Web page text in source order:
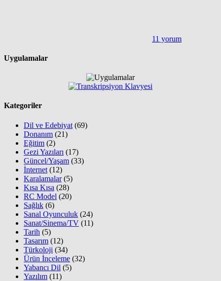
11 yorum
Uygulamalar
Kategoriler
Dil ve Edebiyat (69)
Donanım (21)
Eğitim (2)
Gezi Yazıları (17)
Güncel/Yaşam (33)
İnternet (12)
Karalamalar(5)
Kısa Kısa (28)
RC Model (20)
Sağlık (6)
Sanal Oyunculuk (24)
Sanat/Sinema/TV (11)
Tarih (5)
Tasarım (12)
Türkoloji (34)
Ürün İnceleme (32)
Yabancı Dil (5)
Yazılım (11)